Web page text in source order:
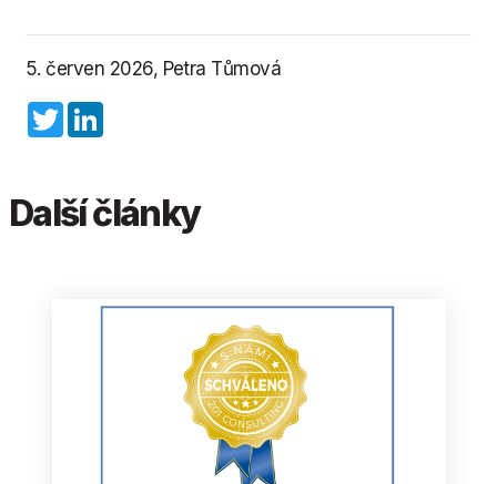
5. červen 2026, Petra Tůmová
Twitter
Další články